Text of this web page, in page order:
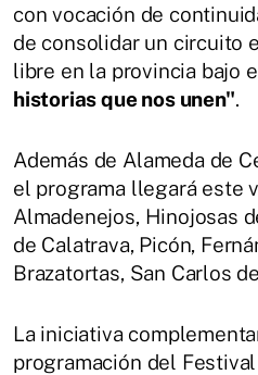
con vocación de
de consolidar un circuito
libre en la provincia bajo
historias que nos unen".
Además de Alameda de
el programa llegará este
Almadenejos, Hinojosas
de Calatrava, Picón,
Brazatortas, San Carlos
La iniciativa
programación del